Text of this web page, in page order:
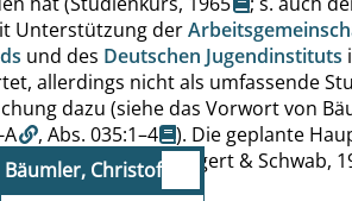
Bäumler, Christof
Unterstützung der
und des Deutschen Jugendinstituts
allerdings nicht als umfassende
dazu (siehe das Vorwort von
, Abs. 035:1–4
). Die geplante
(s. a.Bäumler, Bangert & Schwab,
S. 193